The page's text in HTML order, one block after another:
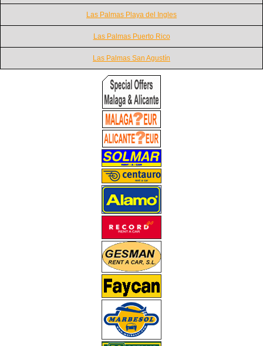
Las Palmas Playa del Ingles
Las Palmas Puerto Rico
Las Palmas San Agustín